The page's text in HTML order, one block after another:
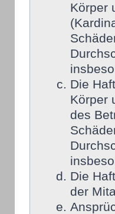
Körper
Die
Körper
des
Die
der